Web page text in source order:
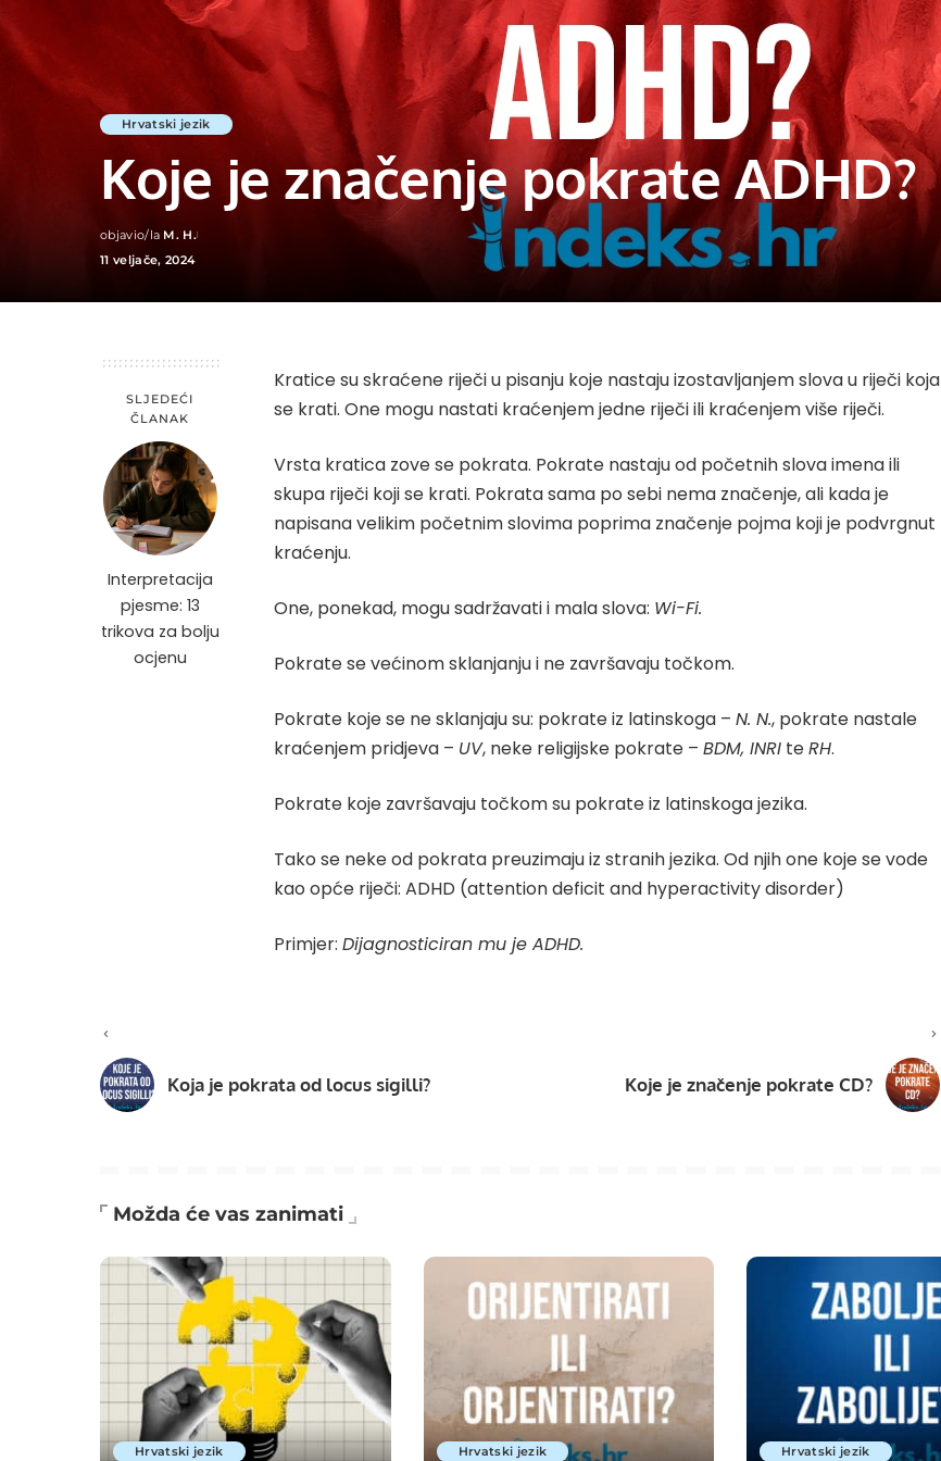
Hrvatski jezik
Koje je značenje pokrate ADHD?
Posted
by
objavio/la M. H.
11 veljače, 2024
SLJEDEĆI
ČLANAK
Interpretacija
pjesme: 13
trikova za bolju
ocjenu
Kratice su skraćene riječi u pisanju koje nastaju izostavljanjem slova u riječi koja
se krati. One mogu nastati kraćenjem jedne riječi ili kraćenjem više riječi.
Vrsta kratica zove se pokrata. Pokrate nastaju od početnih slova imena ili
skupa riječi koji se krati. Pokrata sama po sebi nema značenje, ali kada je
napisana velikim početnim slovima poprima značenje pojma koji je podvrgnut
kraćenju.
One, ponekad, mogu sadržavati i mala slova: Wi-Fi.
Pokrate se većinom sklanjanju i ne završavaju točkom.
Pokrate koje se ne sklanjaju su: pokrate iz latinskoga – N. N., pokrate nastale
kraćenjem pridjeva – UV, neke religijske pokrate – BDM, INRI teRH.
Pokrate koje završavaju točkom su pokrate iz latinskoga jezika.
Tako se neke od pokrata preuzimaju iz stranih jezika. Od njih one koje se vode
kao opće riječi: ADHD (attention deficit and hyperactivity disorder)
Primjer: Dijagnosticiran mu je ADHD.
Koja je pokrata od locus sigilli? Koje je značenje pokrate CD?
Možda će vas zanimati
Hrvatski jezik Hrvatski jezik Hrvatski jezik